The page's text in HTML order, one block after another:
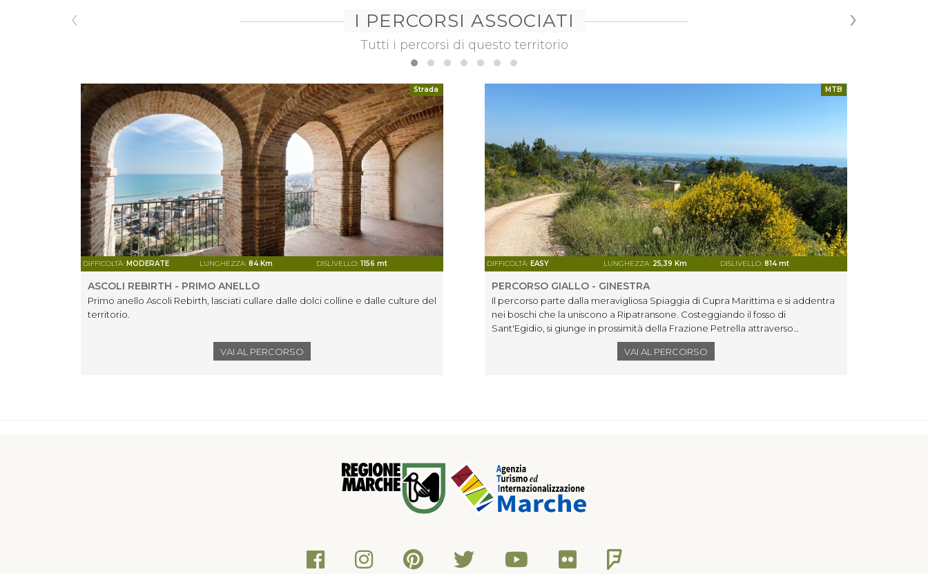
I PERCORSI ASSOCIATI
Tutti i percorsi di questo territorio
Strada
DIFFICOLTÀ: MODERATE LUNGHEZZA:84 Km DISLIVELLO:1156 mt
ASCOLI REBIRTH - PRIMO ANELLO
Primo anello Ascoli Rebirth, lasciati cullare dalle dolci colline e dalle culture del
territorio.
VAI AL PERCORSO
MTB
DIFFICOLTÀ: EASY LUNGHEZZA: 25,39 Km DISLIVELLO:814 mt
PERCORSO GIALLO - GINESTRA
Il percorso parte dalla meravigliosa Spiaggia di Cupra Marittima e si addentra
nei boschi che la uniscono a Ripatransone. Costeggiando il fosso di
Sant'Egidio, si giunge in prossimità della Frazione Petrella attraverso
un'affascinante strada sterrata circondata da ginestre e specie tipiche della
macchia mediterranea. Da lì, con lo sguardo rivolto verso il mare, si giunge al
VAI AL PERCORSO
‹ ›